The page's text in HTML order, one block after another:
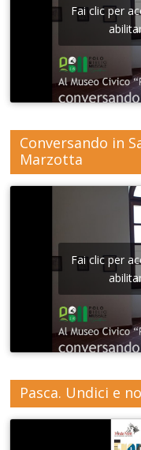
Fai clic per
Conversando in
Marzotta
Fai clic per
Pasca. Undici e